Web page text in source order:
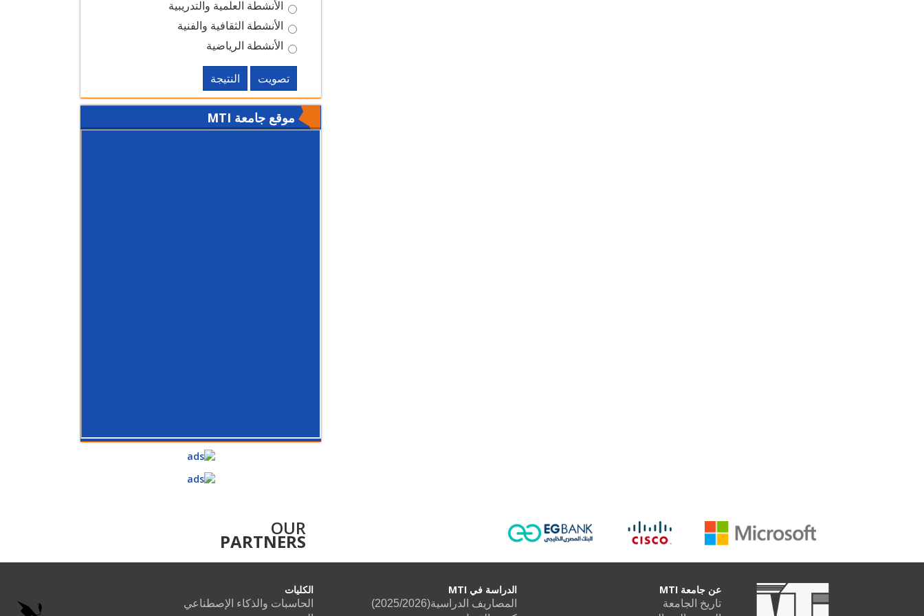
الأنشطة العلمية والتدريبية
الأنشطة الثقافية والفنية
الأنشطة الرياضية
تصويت النتيجة
موقع جامعة MTI
OUR
PARTNERS
عن جامعة MTI
تاريخ الجامعة
الدراسة في MTI
المصاريف الدراسية(2025/2026)
الكليات
الحاسبات والذكاء الإصطناعي